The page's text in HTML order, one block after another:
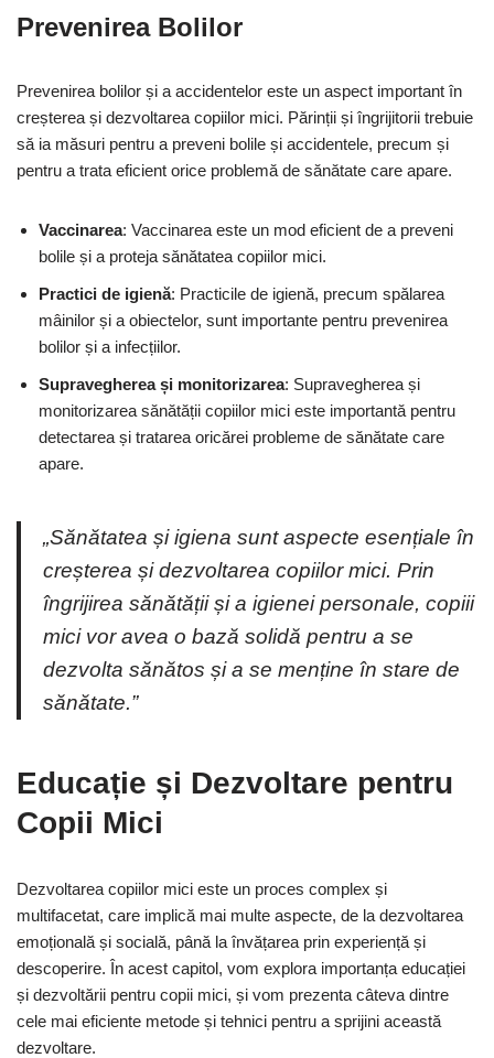
Prevenirea Bolilor
Prevenirea bolilor și a accidentelor este un aspect important în
creșterea și dezvoltarea copiilor mici. Părinții și îngrijitorii trebuie
să ia măsuri pentru a preveni bolile și accidentele, precum și
pentru a trata eficient orice problemă de sănătate care apare.
Vaccinarea: Vaccinarea este un mod eficient de a preveni
bolile și a proteja sănătatea copiilor mici.
Practici de igienă: Practicile de igienă, precum spălarea
mâinilor și a obiectelor, sunt importante pentru prevenirea
bolilor și a infecțiilor.
Supravegherea și monitorizarea: Supravegherea și
monitorizarea sănătății copiilor mici este importantă pentru
detectarea și tratarea oricărei probleme de sănătate care
apare.
„Sănătatea și igiena sunt aspecte esențiale în
creșterea și dezvoltarea copiilor mici. Prin
îngrijirea sănătății și a igienei personale, copiii
mici vor avea o bază solidă pentru a se
dezvolta sănătos și a se menține în stare de
sănătate.”
Educație și Dezvoltare pentru
Copii Mici
Dezvoltarea copiilor mici este un proces complex și
multifacetat, care implică mai multe aspecte, de la dezvoltarea
emoțională și socială, până la învățarea prin experiență și
descoperire. În acest capitol, vom explora importanța educației
și dezvoltării pentru copii mici, și vom prezenta câteva dintre
cele mai eficiente metode și tehnici pentru a sprijini această
dezvoltare.